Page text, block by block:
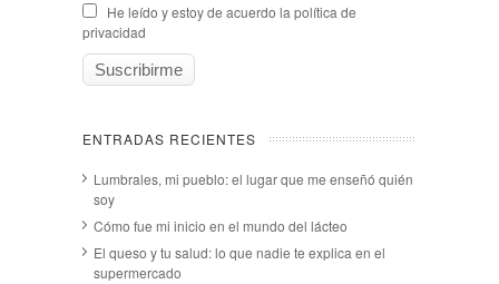
He leído y estoy de acuerdo la política de
privacidad
ENTRADAS RECIENTES
Lumbrales, mi pueblo: el lugar que me enseñó quién
soy
Cómo fue mi inicio en el mundo del lácteo
El queso y tu salud: lo que nadie te explica en el
supermercado